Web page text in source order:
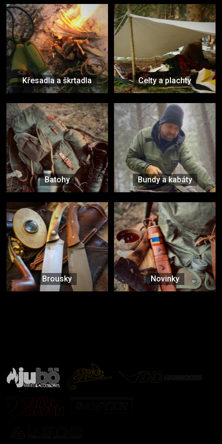
Křesadla a škrtadla Celty a plachty
Batohy Bundy a kabáty
Brousky Novinky